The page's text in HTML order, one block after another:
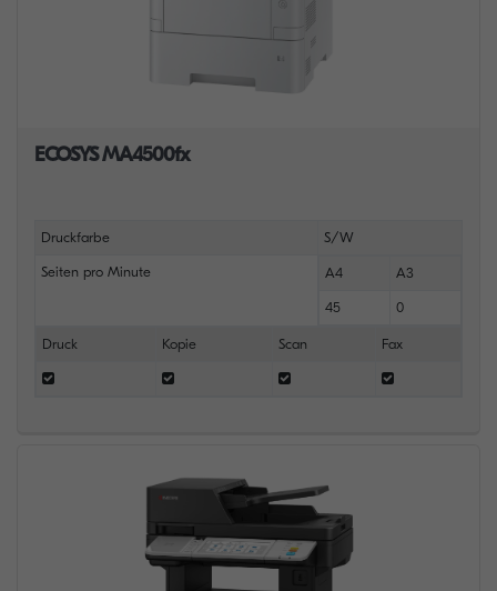
ECOSYS MA4500fx
Druckfarbe S/W
Seiten pro Minute A4 A3
45 0
Druck Kopie Scan Fax